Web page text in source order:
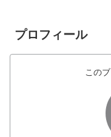
プロフィール
この